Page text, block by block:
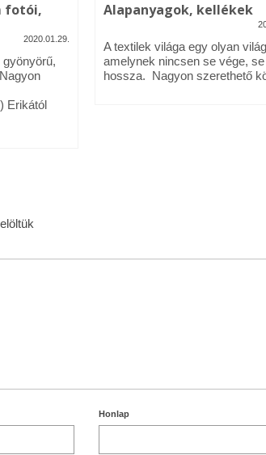
fotói,
2020.01.29.
Erikától
Alapanyagok, kellékek
A textilek világa egy olyan
amelynek nincsen se vége, se
hossza. Nagyon szerethető
Honlap